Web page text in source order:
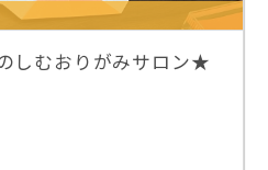
しむおりがみサロン★